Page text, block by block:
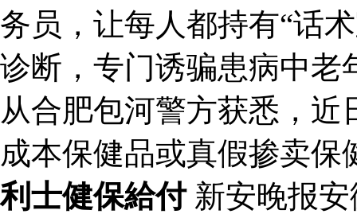
务员，让每人都持有“话
诊断，专门诱骗患病中
从合肥包河警方获悉，
成本保健品或真假掺卖
利士健保給付新安晚报安